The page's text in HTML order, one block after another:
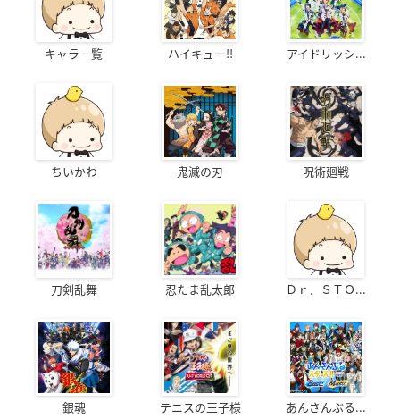
キャラ一覧 ハイキュー!! アイドリッシ...
ちいかわ 鬼滅の刃 呪術廻戦
刀剣乱舞 忍たま乱太郎 Ｄｒ．ＳＴＯ...
銀魂 テニスの王子様 あんさんぶる...